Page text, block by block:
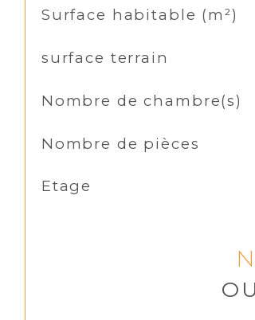
Surface habitable (m²)
surface terrain
Nombre de chambre(s)
Nombre de pièces
Etage